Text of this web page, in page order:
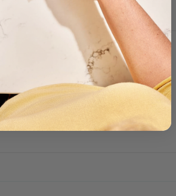
du gluten. Ce produit bénéficie de la
de 20 milligrammes de gluten par
sans gluten MinciDélice :
lors d'une diète hyperprotéinée, d'un
les conditions recommandées.